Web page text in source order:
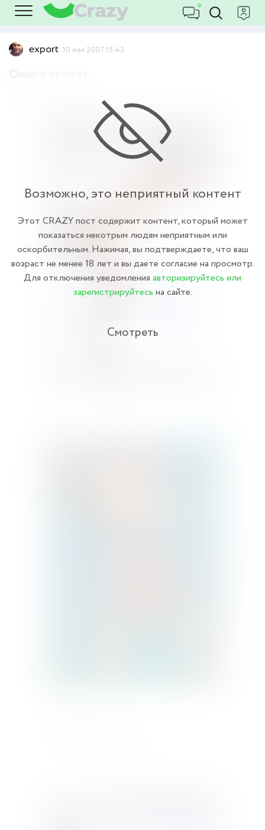
export 30 мая 2007 15:43
Возможно, это неприятный контент
Этот CRAZY пост содержит контент, который может
показаться некотрым людям неприятным или
оскорбительным. Нажимая, вы подтверждаете, что ваш
возраст не менее 18 лет и вы даете согласие на просмотр.
Для отключения уведомления авторизируйтесь или
зарегистрируйтесь на сайте.
Смотреть